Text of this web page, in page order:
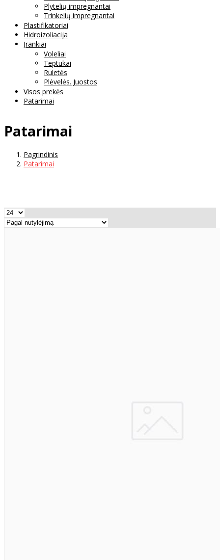
Plytelių impregnantai
Trinkelių impregnantai
Plastifikatoriai
Hidroizoliacija
Įrankiai
Voleliai
Teptukai
Ruletės
Plėvelės. Juostos
Visos prekės
Patarimai
Patarimai
Pagrindinis
Patarimai